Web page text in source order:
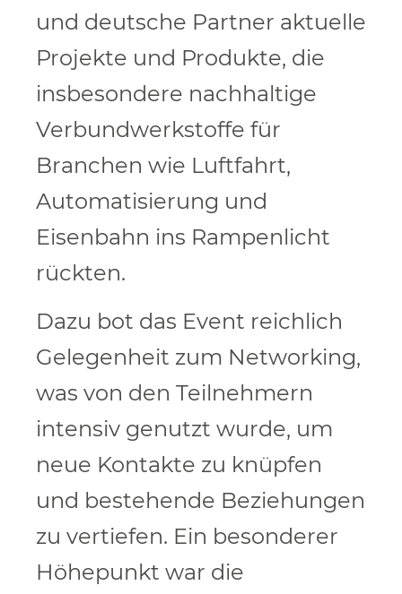
und deutsche Partner aktuelle
Projekte und Produkte, die
insbesondere nachhaltige
Verbundwerkstoffe für
Branchen wie Luftfahrt,
Automatisierung und
Eisenbahn ins Rampenlicht
rückten.
Dazu bot das Event reichlich
Gelegenheit zum Networking,
was von den Teilnehmern
intensiv genutzt wurde, um
neue Kontakte zu knüpfen
und bestehende Beziehungen
zu vertiefen. Ein besonderer
Höhepunkt war die